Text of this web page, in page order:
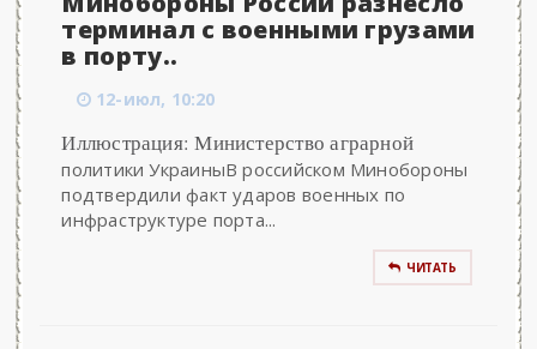
терминал с военными грузами
в порту..
12-июл, 10:20
Иллюстрация: Министерство аграрной
политики УкраиныВ российском Минобороны
подтвердили факт ударов военных по
инфраструктуре порта...
ЧИТАТЬ